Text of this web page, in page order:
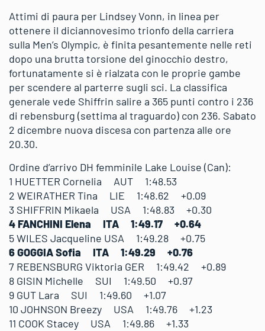
Attimi di paura per Lindsey Vonn, in linea per
ottenere il diciannovesimo trionfo della carriera
sulla Men’s Olympic, è finita pesantemente nelle reti
dopo una brutta torsione del ginocchio destro,
fortunatamente si è rialzata con le proprie gambe
per scendere al parterre sugli sci. La classifica
generale vede Shiffrin salire a 365 punti contro i 236
di rebensburg (settima al traguardo) con 236. Sabato
2 dicembre nuova discesa con partenza alle ore
20.30.
Ordine d’arrivo DH femminile Lake Louise (Can):
1 HUETTER Cornelia AUT 1:48.53
2 WEIRATHER Tina LIE 1:48.62 +0.09
3 SHIFFRIN Mikaela USA 1:48.83 +0.30
4 FANCHINI Elena ITA 1:49.17 +0.64
5 WILES Jacqueline USA 1:49.28 +0.75
6 GOGGIA Sofia ITA 1:49.29 +0.76
7 REBENSBURG Viktoria GER 1:49.42 +0.89
8 GISIN Michelle SUI 1:49.50 +0.97
9 GUT Lara SUI 1:49.60 +1.07
10 JOHNSON Breezy USA 1:49.76 +1.23
11 COOK Stacey USA 1:49.86 +1.33